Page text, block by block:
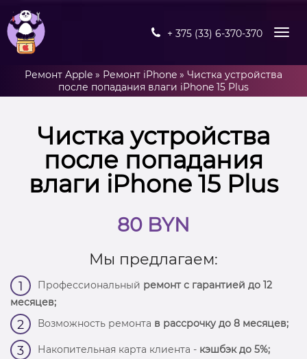
+ 375 (33) 6-370-370
Ремонт Apple » Ремонт iPhone » Чистка устройства
после попадания влаги iPhone 15 Plus
Чистка устройства
после попадания
влаги iPhone 15 Plus
80 BYN
Мы предлагаем:
1 Профессиональный ремонт с гарантией до 12
месяцев;
2 Возможность ремонта в рассрочку до 8 месяцев;
3 Накопительная карта клиента - кэшбэк до 5%;